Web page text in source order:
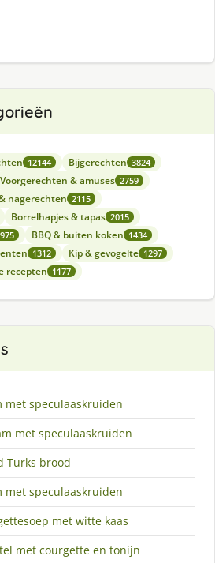
12144 Bijgerechten 3824
Voorgerechten & amuses 2759
nagerechten 2115
Borrelhapjes & tapas 2015
BBQ & buiten koken 1434
1312 Kip & gevogelte 1297
recepten 1177
met speculaaskruiden
met speculaaskruiden
Turks brood
met speculaaskruiden
met witte kaas
met courgette en tonijn